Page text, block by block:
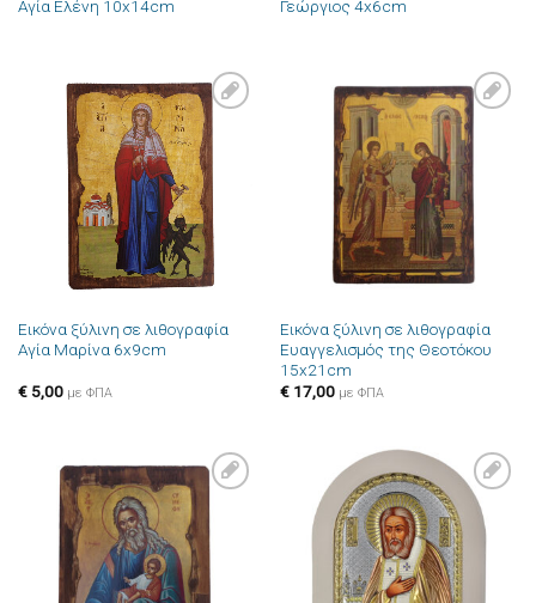
Αγία Ελένη 10x14cm Γεώργιος 4x6cm
Πρόσθήκη
στην λίστα
επιθυμιών
Εικόνα ξύλινη σε λιθογραφία
Αγία Μαρίνα 6x9cm
€5,00 με ΦΠΑ
Πρόσθήκη
στην λίστα
επιθυμιών
Εικόνα ξύλινη σε λιθογραφία
Ευαγγελισμός της Θεοτόκου
15x21cm
€17,00 με ΦΠΑ
Πρόσθήκη
στην λίστα
επιθυμιών
Πρόσθήκη
στην λίστα
επιθυμιών